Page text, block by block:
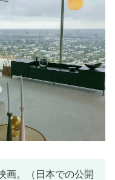
画。（日本での公開